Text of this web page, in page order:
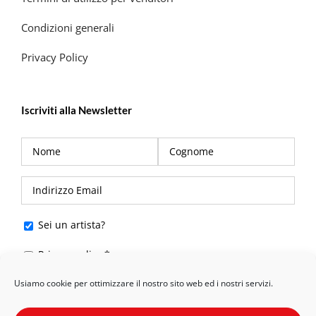
Usiamo cookie per ottimizzare il nostro sito web ed i nostri servizi.
Condizioni generali
Privacy Policy
Iscriviti alla Newsletter
Sei un artista?
Privacy policy *